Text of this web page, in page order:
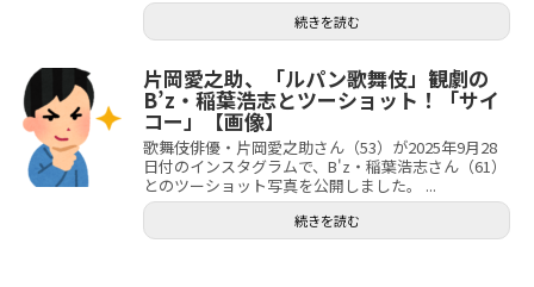
続きを読む
片岡愛之助、「ルパン歌舞伎」観劇の
B’z・稲葉浩志とツーショット！「サイ
コー」【画像】
歌舞伎俳優・片岡愛之助さん（53）が2025年9月28
日付のインスタグラムで、B'z・稲葉浩志さん（61）
とのツーショット写真を公開しました。 ...
続きを読む